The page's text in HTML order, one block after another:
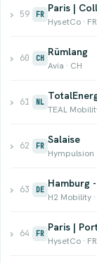
› 59 FR
Paris |
HysetCo · FR
› 60 CH
Rümlang
Avia · CH
› 61 NL
TEAL
› 62 FR
Salaise
Hympulsion
› 63 DE
Hamburg
H2 Mobility
› 64 FR
Paris |
HysetCo · FR